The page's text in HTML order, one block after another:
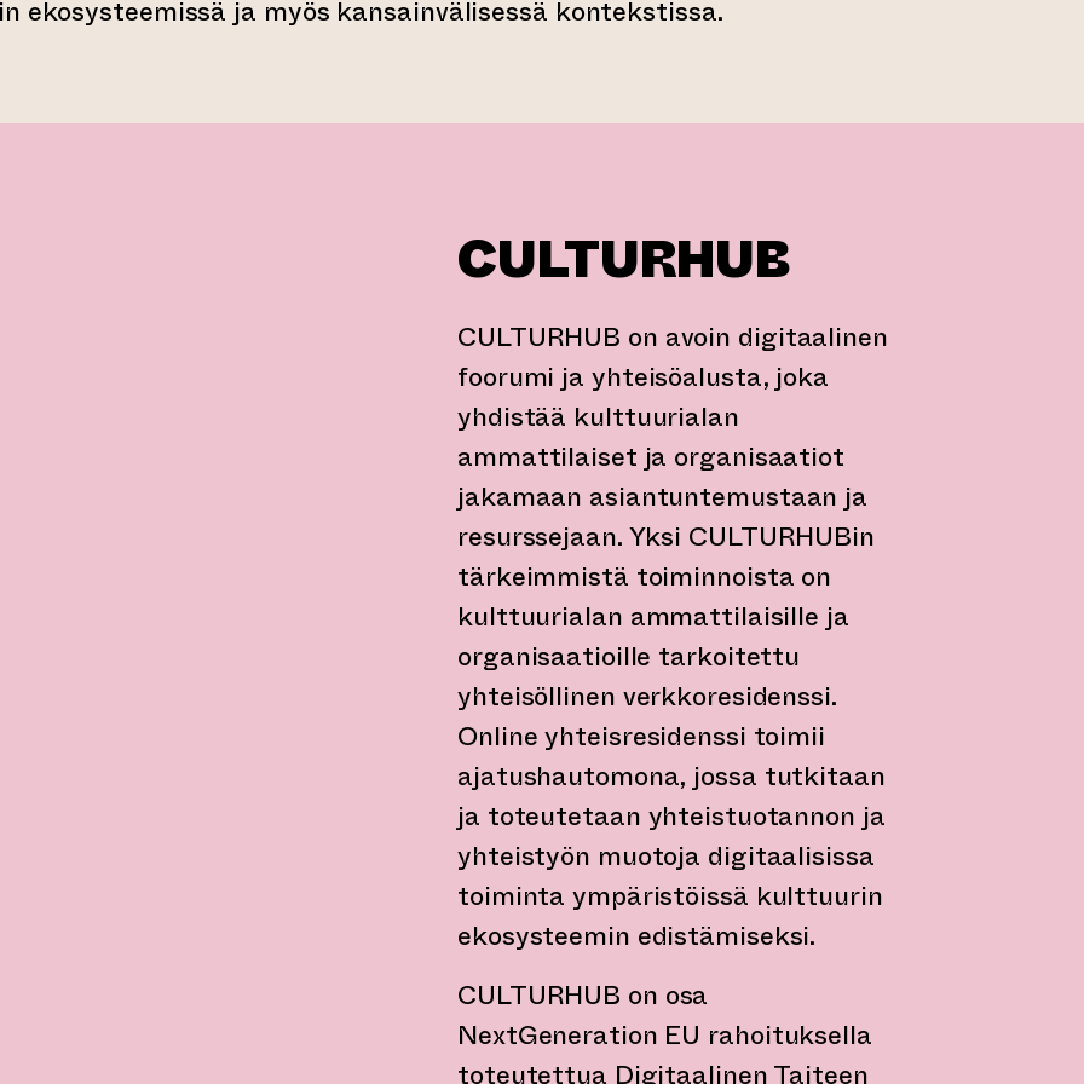
ekosysteemissä ja myös kansainvälisessä kontekstissa.
CULTURHUB
CULTURHUB on avoin digitaalinen
foorumi ja yhteisöalusta, joka
yhdistää kulttuurialan
ammattilaiset ja organisaatiot
jakamaan asiantuntemustaan ja
resurssejaan. Yksi CULTURHUBin
tärkeimmistä toiminnoista on
kulttuurialan ammattilaisille ja
organisaatioille tarkoitettu
yhteisöllinen verkkoresidenssi.
Online yhteisresidenssi toimii
ajatushautomona, jossa tutkitaan
ja toteutetaan yhteistuotannon ja
yhteistyön muotoja digitaalisissa
toiminta ympäristöissä kulttuurin
ekosysteemin edistämiseksi.
CULTURHUB on osa
NextGeneration EU rahoituksella
toteutettua Digitaalinen Taiteen